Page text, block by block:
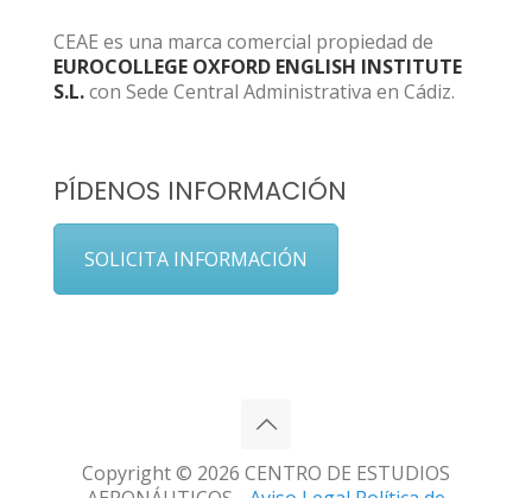
CEAE es una marca comercial propiedad de
EUROCOLLEGE OXFORD ENGLISH INSTITUTE
S.L.con Sede Central Administrativa en Cádiz.
PÍDENOS INFORMACIÓN
SOLICITA INFORMACIÓN
Copyright © 2026 CENTRO DE ESTUDIOS